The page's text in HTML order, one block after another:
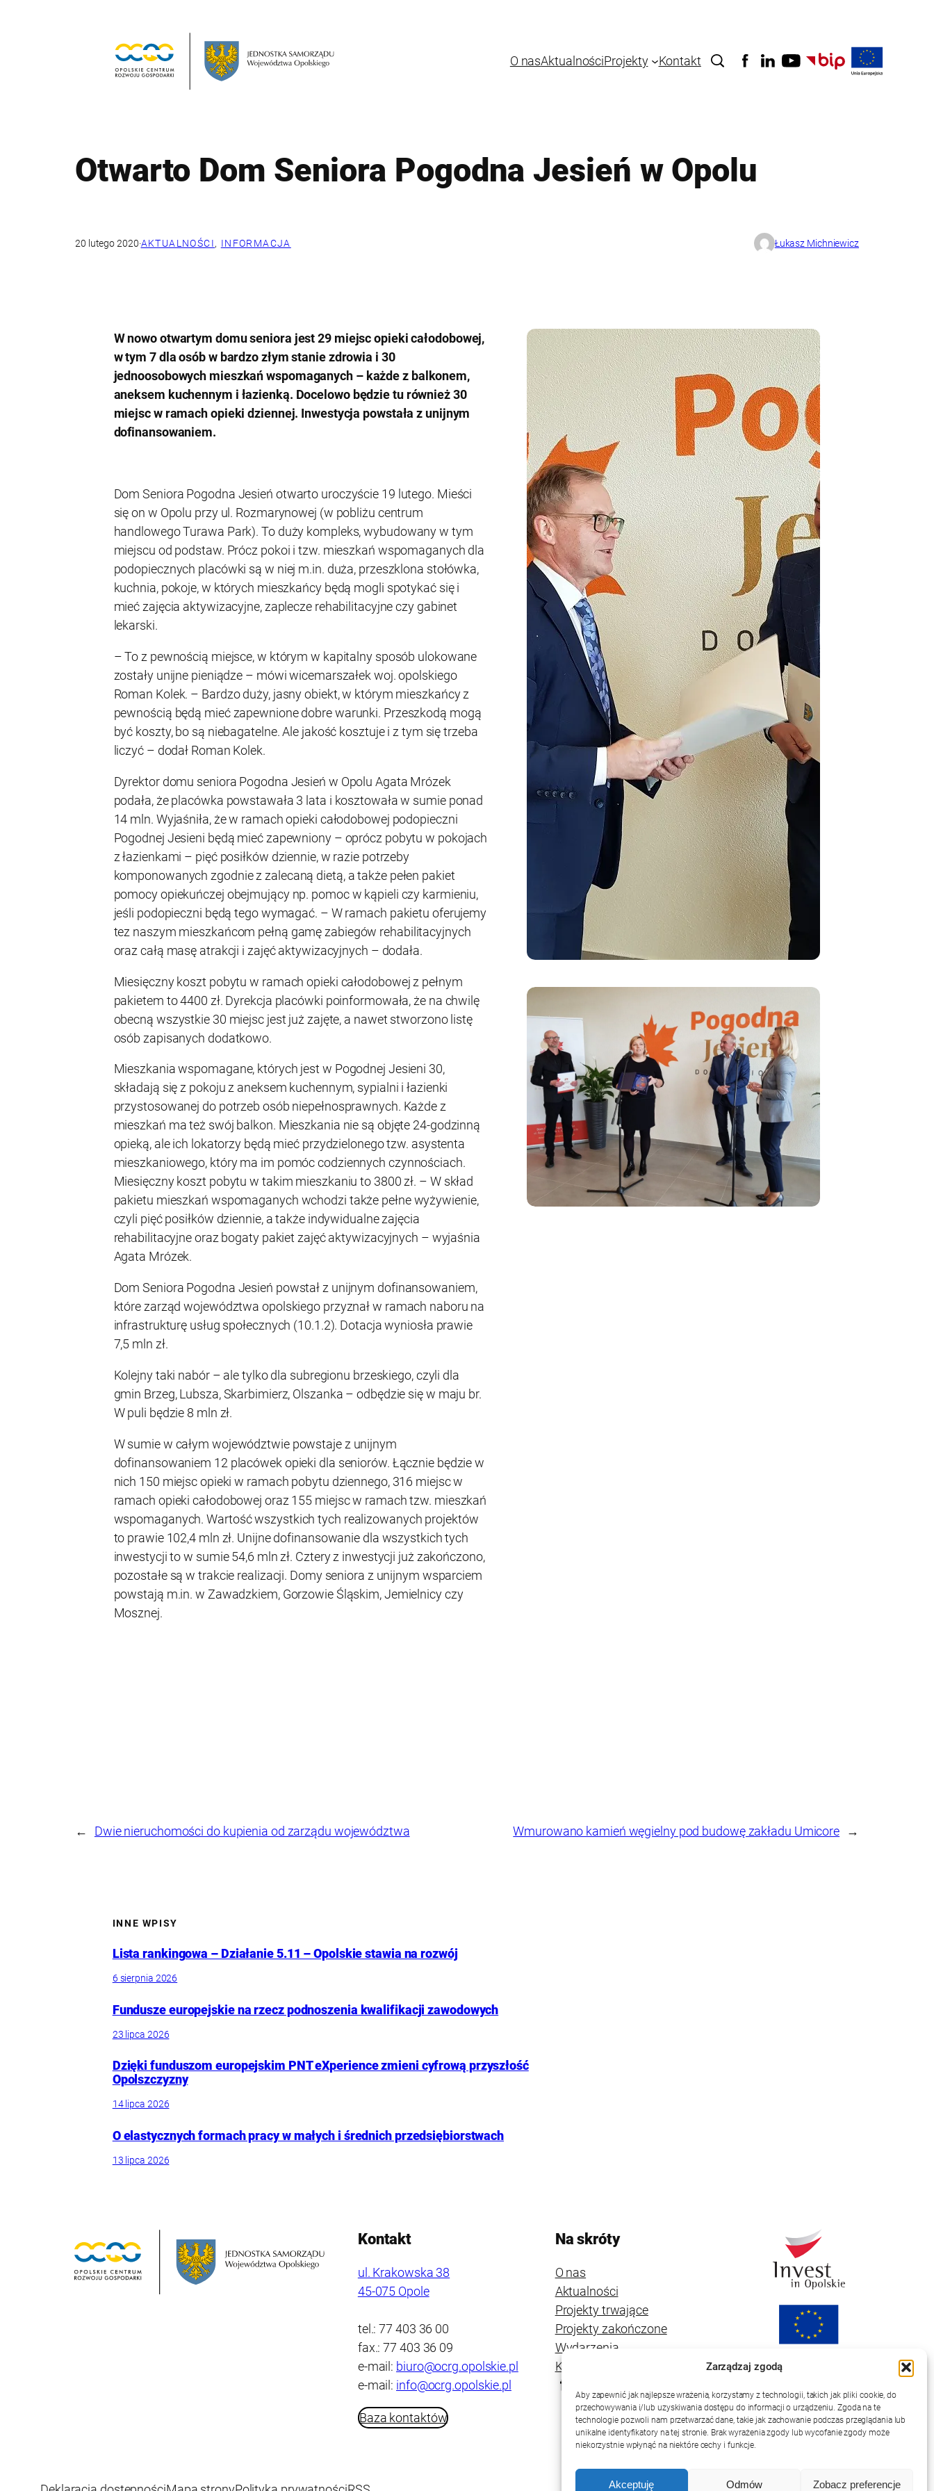
Zarządzaj zgodą
Aby zapewnić jak najlepsze wrażenia, korzystamy z technologii, takich jak pliki cookie, do
przechowywania i/lub uzyskiwania dostępu do informacji o urządzeniu. Zgoda na te
technologie pozwoli nam przetwarzać dane, takie jak zachowanie podczas przeglądania lub
unikalne identyfikatory na tej stronie. Brak wyrażenia zgody lub wycofanie zgody może
niekorzystnie wpłynąć na niektóre cechy i funkcje.
Akceptuję Odmów Zobacz preferencje
O nasAktualnościProjekty Kontakt
Otwarto Dom Seniora Pogodna Jesień w Opolu
20 lutego 2020·AKTUALNOŚCI, INFORMACJA Łukasz Michniewicz
W nowo otwartym domu seniora jest 29 miejsc opieki całodobowej,
w tym 7 dla osób w bardzo złym stanie zdrowia i 30
jednoosobowych mieszkań wspomaganych – każde z balkonem,
aneksem kuchennym i łazienką. Docelowo będzie tu również 30
miejsc w ramach opieki dziennej. Inwestycja powstała z unijnym
dofinansowaniem.
Dom Seniora Pogodna Jesień otwarto uroczyście 19 lutego. Mieści
się on w Opolu przy ul. Rozmarynowej (w pobliżu centrum
handlowego Turawa Park). To duży kompleks, wybudowany w tym
miejscu od podstaw. Prócz pokoi i tzw. mieszkań wspomaganych dla
podopiecznych placówki są w niej m.in. duża, przeszklona stołówka,
kuchnia, pokoje, w których mieszkańcy będą mogli spotykać się i
mieć zajęcia aktywizacyjne, zaplecze rehabilitacyjne czy gabinet
lekarski.
– To z pewnością miejsce, w którym w kapitalny sposób ulokowane
zostały unijne pieniądze – mówi wicemarszałek woj. opolskiego
Roman Kolek. – Bardzo duży, jasny obiekt, w którym mieszkańcy z
pewnością będą mieć zapewnione dobre warunki. Przeszkodą mogą
być koszty, bo są niebagatelne. Ale jakość kosztuje i z tym się trzeba
liczyć – dodał Roman Kolek.
Dyrektor domu seniora Pogodna Jesień w Opolu Agata Mrózek
podała, że placówka powstawała 3 lata i kosztowała w sumie ponad
14 mln. Wyjaśniła, że w ramach opieki całodobowej podopieczni
Pogodnej Jesieni będą mieć zapewniony – oprócz pobytu w pokojach
z łazienkami – pięć posiłków dziennie, w razie potrzeby
komponowanych zgodnie z zalecaną dietą, a także pełen pakiet
pomocy opiekuńczej obejmujący np. pomoc w kąpieli czy karmieniu,
jeśli podopieczni będą tego wymagać. – W ramach pakietu oferujemy
tez naszym mieszkańcom pełną gamę zabiegów rehabilitacyjnych
oraz całą masę atrakcji i zajęć aktywizacyjnych – dodała.
Miesięczny koszt pobytu w ramach opieki całodobowej z pełnym
pakietem to 4400 zł. Dyrekcja placówki poinformowała, że na chwilę
obecną wszystkie 30 miejsc jest już zajęte, a nawet stworzono listę
osób zapisanych dodatkowo.
Mieszkania wspomagane, których jest w Pogodnej Jesieni 30,
składają się z pokoju z aneksem kuchennym, sypialni i łazienki
przystosowanej do potrzeb osób niepełnosprawnych. Każde z
mieszkań ma też swój balkon. Mieszkania nie są objęte 24-godzinną
opieką, ale ich lokatorzy będą mieć przydzielonego tzw. asystenta
mieszkaniowego, który ma im pomóc codziennych czynnościach.
Miesięczny koszt pobytu w takim mieszkaniu to 3800 zł. – W skład
pakietu mieszkań wspomaganych wchodzi także pełne wyżywienie,
czyli pięć posiłków dziennie, a także indywidualne zajęcia
rehabilitacyjne oraz bogaty pakiet zajęć aktywizacyjnych – wyjaśnia
Agata Mrózek.
Dom Seniora Pogodna Jesień powstał z unijnym dofinansowaniem,
które zarząd województwa opolskiego przyznał w ramach naboru na
infrastrukturę usług społecznych (10.1.2). Dotacja wyniosła prawie
7,5 mln zł.
Kolejny taki nabór – ale tylko dla subregionu brzeskiego, czyli dla
gmin Brzeg, Lubsza, Skarbimierz, Olszanka – odbędzie się w maju br.
W puli będzie 8 mln zł.
W sumie w całym województwie powstaje z unijnym
dofinansowaniem 12 placówek opieki dla seniorów. Łącznie będzie w
nich 150 miejsc opieki w ramach pobytu dziennego, 316 miejsc w
ramach opieki całodobowej oraz 155 miejsc w ramach tzw. mieszkań
wspomaganych. Wartość wszystkich tych realizowanych projektów
to prawie 102,4 mln zł. Unijne dofinansowanie dla wszystkich tych
inwestycji to w sumie 54,6 mln zł. Cztery z inwestycji już zakończono,
pozostałe są w trakcie realizacji. Domy seniora z unijnym wsparciem
powstają m.in. w Zawadzkiem, Gorzowie Śląskim, Jemielnicy czy
Mosznej.
← Dwie nieruchomości do kupienia od zarządu województwa Wmurowano kamień węgielny pod budowę zakładu Umicore →
INNE WPISY
Lista rankingowa – Działanie 5.11 – Opolskie stawia na rozwój
6 sierpnia 2026
Fundusze europejskie na rzecz podnoszenia kwalifikacji zawodowych
23 lipca 2026
Dzięki funduszom europejskim PNT eXperience zmieni cyfrową przyszłość
Opolszczyzny
14 lipca 2026
O elastycznych formach pracy w małych i średnich przedsiębiorstwach
13 lipca 2026
Kontakt
ul. Krakowska 38
45-075 Opole
tel.: 77 403 36 00
fax.: 77 403 36 09
e-mail: biuro@ocrg.opolskie.pl
e-mail: info@ocrg.opolskie.pl
Baza kontaktów
Na skróty
O nas
Aktualności
Projekty trwające
Projekty zakończone
Wydarzenia
Kontakt